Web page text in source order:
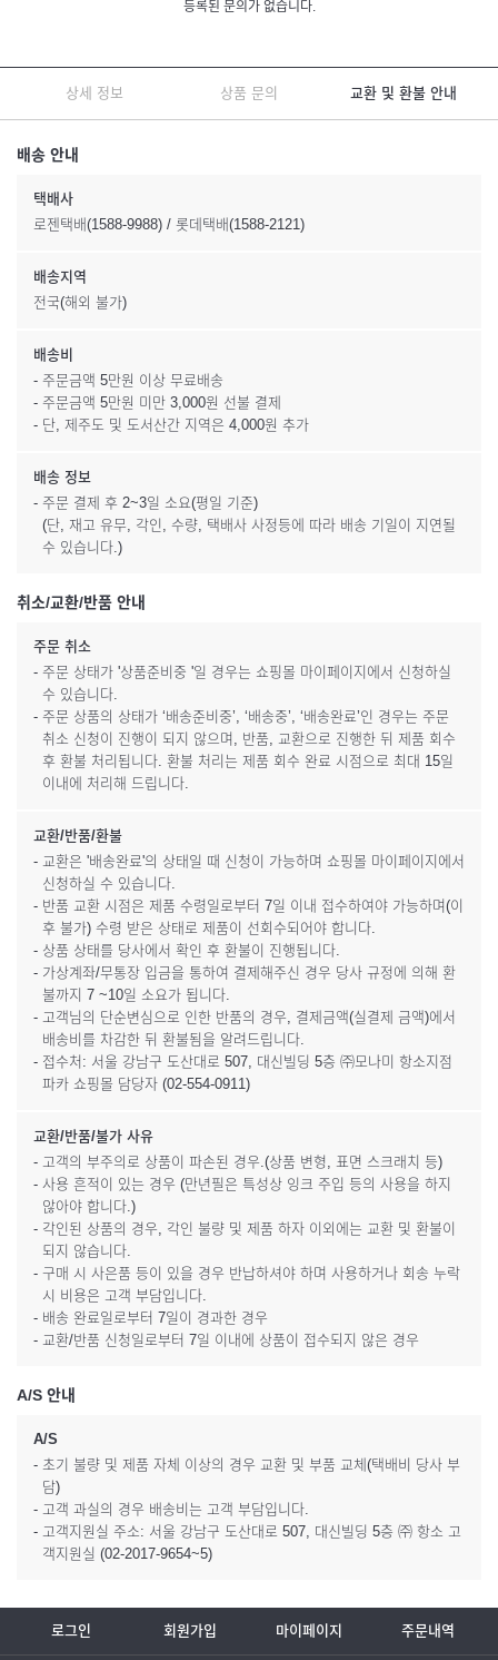
등록된 문의가 없습니다.
상세 정보 상품 문의 교환 및 환불 안내
배송 안내
택배사
로젠택배(1588-9988) / 롯데택배(1588-2121)
배송지역
전국(해외 불가)
배송비
- 주문금액 5만원 이상 무료배송
- 주문금액 5만원 미만 3,000원 선불 결제
- 단, 제주도 및 도서산간 지역은 4,000원 추가
배송 정보
- 주문 결제 후 2~3일 소요(평일 기준)
(단, 재고 유무, 각인, 수량, 택배사 사정등에 따라 배송 기일이 지연될
수 있습니다.)
취소/교환/반품 안내
주문 취소
- 주문 상태가 '상품준비중 '일 경우는 쇼핑몰 마이페이지에서 신청하실
수 있습니다.
- 주문 상품의 상태가 ‘배송준비중’, ‘배송중’, ‘배송완료’인 경우는 주문
취소 신청이 진행이 되지 않으며, 반품, 교환으로 진행한 뒤 제품 회수
후 환불 처리됩니다. 환불 처리는 제품 회수 완료 시점으로 최대 15일
이내에 처리해 드립니다.
교환/반품/환불
- 교환은 '배송완료'의 상태일 때 신청이 가능하며 쇼핑몰 마이페이지에서
신청하실 수 있습니다.
- 반품 교환 시점은 제품 수령일로부터 7일 이내 접수하여야 가능하며(이
후 불가) 수령 받은 상태로 제품이 선회수되어야 합니다.
- 상품 상태를 당사에서 확인 후 환불이 진행됩니다.
- 가상계좌/무통장 입금을 통하여 결제해주신 경우 당사 규정에 의해 환
불까지 7 ~10일 소요가 됩니다.
- 고객님의 단순변심으로 인한 반품의 경우, 결제금액(실결제 금액)에서
배송비를 차감한 뒤 환불됨을 알려드립니다.
- 접수처: 서울 강남구 도산대로 507, 대신빌딩 5층 ㈜모나미 항소지점
파카 쇼핑몰 담당자 (02-554-0911)
교환/반품/불가 사유
- 고객의 부주의로 상품이 파손된 경우.(상품 변형, 표면 스크래치 등)
- 사용 흔적이 있는 경우 (만년필은 특성상 잉크 주입 등의 사용을 하지
않아야 합니다.)
- 각인된 상품의 경우, 각인 불량 및 제품 하자 이외에는 교환 및 환불이
되지 않습니다.
- 구매 시 사은품 등이 있을 경우 반납하셔야 하며 사용하거나 회송 누락
시 비용은 고객 부담입니다.
- 배송 완료일로부터 7일이 경과한 경우
- 교환/반품 신청일로부터 7일 이내에 상품이 접수되지 않은 경우
A/S 안내
A/S
- 초기 불량 및 제품 자체 이상의 경우 교환 및 부품 교체(택배비 당사 부
담)
- 고객 과실의 경우 배송비는 고객 부담입니다.
- 고객지원실 주소: 서울 강남구 도산대로 507, 대신빌딩 5층 ㈜ 항소 고
객지원실 (02-2017-9654~5)
로그인 회원가입 마이페이지 주문내역